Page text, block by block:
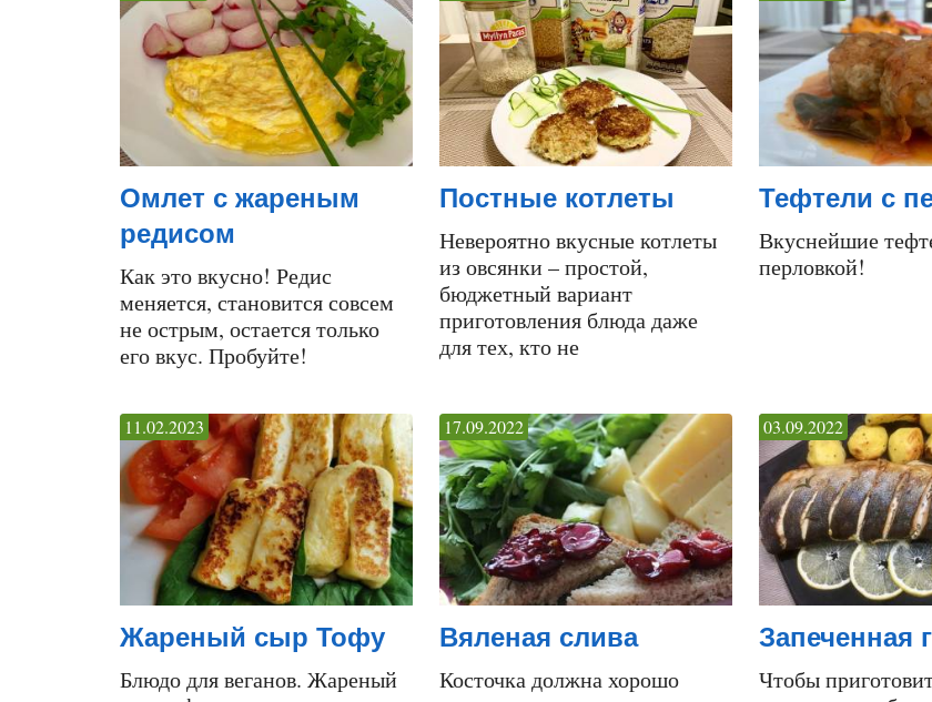
Омлет с жареным
редисом
Как это вкусно! Редис
меняется, становится совсем
не острым, остается только
его вкус. Пробуйте!
Постные котлеты
Невероятно вкусные котлеты
из овсянки – простой,
бюджетный вариант
приготовления блюда даже
для тех, кто не
Тефтели с
Вкуснейшие
перловкой!
Жареный сыр Тофу
11.02.2023
Блюдо для веганов. Жареный
Вяленая слива
17.09.2022
Косточка должна хорошо
Запеченная
03.09.2022
Чтобы